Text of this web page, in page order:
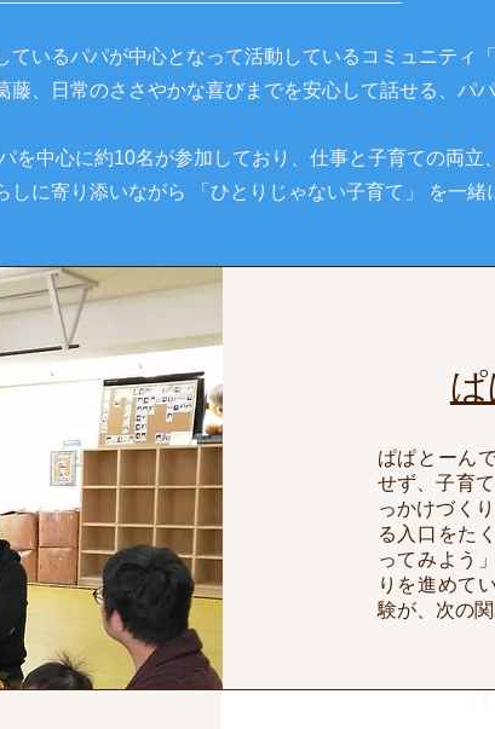
ているパパが中心となって活動しているコミュニティ
藤、日常のささやかな喜びまでを安心して話せる、パ
を中心に約10名が参加しており、仕事と子育ての両立
しに寄り添いながら 「ひとりじゃない子育て」 を一緒
ぱぱとーん
せず、子育
っかけづく
る入口をた
ってみよう
りを進めて
験が、次の